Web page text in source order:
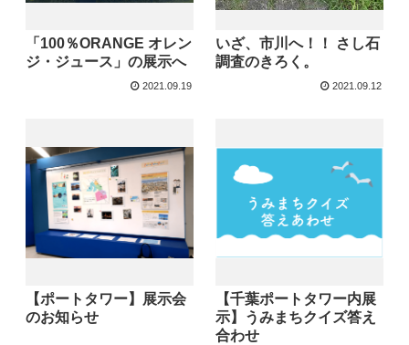
「100％ORANGE オレン
ジ・ジュース」の展示へ
2021.09.19
いざ、市川へ！！ さし石
調査のきろく。
2021.09.12
【ポートタワー】展示会
のお知らせ
【千葉ポートタワー内展
示】うみまちクイズ答え
合わせ